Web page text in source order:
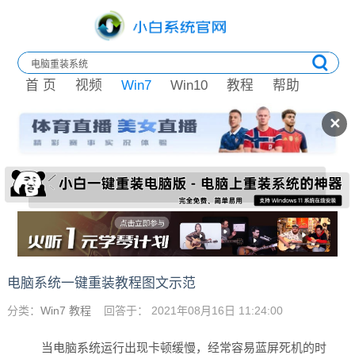
✕
首 页 视频 Win7 Win10 教程 帮助
电脑系统一键重装教程图文示范
分类： Win7 教程 回答于： 2021年08月16日 11:24:00
当电脑系统运行出现卡顿缓慢，经常容易蓝屏死机的时